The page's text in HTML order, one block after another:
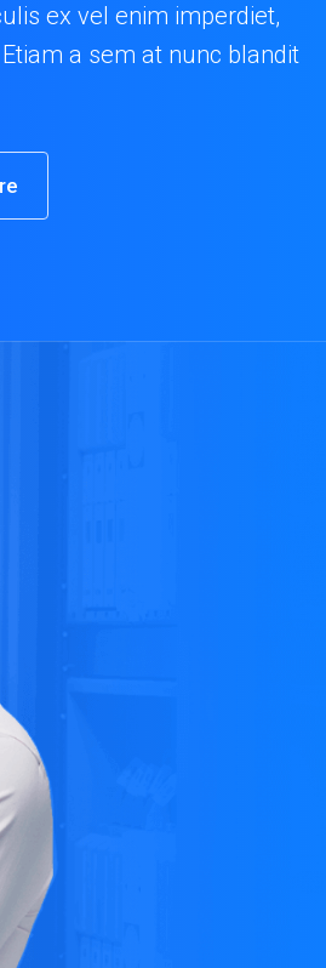
ex vel enim imperdiet,
a sem at nunc blandit